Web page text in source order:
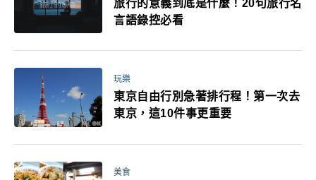
旅行的意義到底是什麼！20句旅行名
言語錄控必看
玩樂
東京自由行別急著排行程！第一次去
東京，這10件事更重要
美食